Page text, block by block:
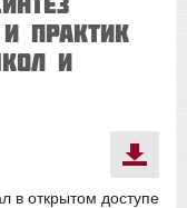
практик
и
в открытом доступе